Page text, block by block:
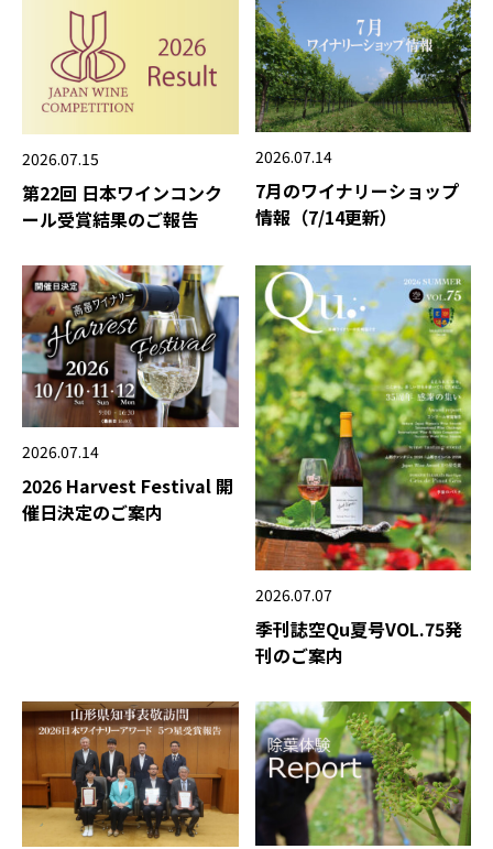
2026.07.15
第22回 日本ワインコンク
ール受賞結果のご報告
2026.07.14
7月のワイナリーショップ
情報（7/14更新）
2026.07.14
2026 Harvest Festival 開
催日決定のご案内
2026.07.07
季刊誌空Qu夏号VOL.75発
刊のご案内